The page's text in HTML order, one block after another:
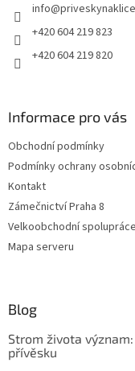
info@
+420 604 219 823
+420 604 219 820
Informace pro vás
Obchodní podmínky
Podmínky ochrany
Kontakt
Zámečnictví Praha 8
Velkoobchodní spolupráce
Mapa serveru
Blog
Strom života
přívěsku